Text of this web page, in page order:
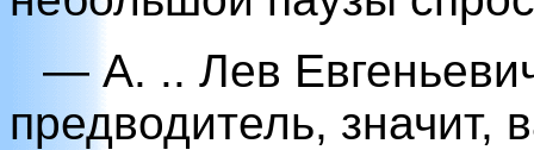
— А. .. Лев
предводитель,